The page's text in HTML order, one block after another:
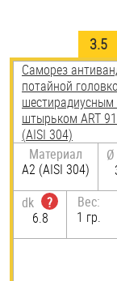
3.5
Саморез
потайной
штырьком ART
(AISI 304)
Материал
А2 (AISI 304)
Ø
dk
?
6.8
Вес:
1 гр.